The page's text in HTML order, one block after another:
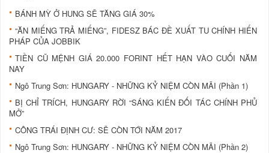
BÁNH MỲ Ở HUNG SẼ TĂNG GIÁ 30%
“ĂN MIẾNG TRẢ MIẾNG”, FIDESZ BÁC ĐỀ XUẤT TU CHÍNH HIẾN
PHÁP CỦA JOBBIK
TIỀN CŨ MỆNH GIÁ 20.000 FORINT HẾT HẠN VÀO CUỐI NĂM
NAY
Ngô Trung Sơn: HUNGARY - NHỮNG KỶ NIỆM CÒN MÃI (Phần 1)
BỊ CHỈ TRÍCH, HUNGARY RỜI “SÁNG KIẾN ĐỐI TÁC CHÍNH PHỦ
MỞ”
CÔNG TRÁI ĐỊNH CƯ: SẼ CÒN TỚI NĂM 2017
Ngô Trung Sơn: HUNGARY - NHỮNG KỶ NIỆM CÒN MÃI (Phần 2)